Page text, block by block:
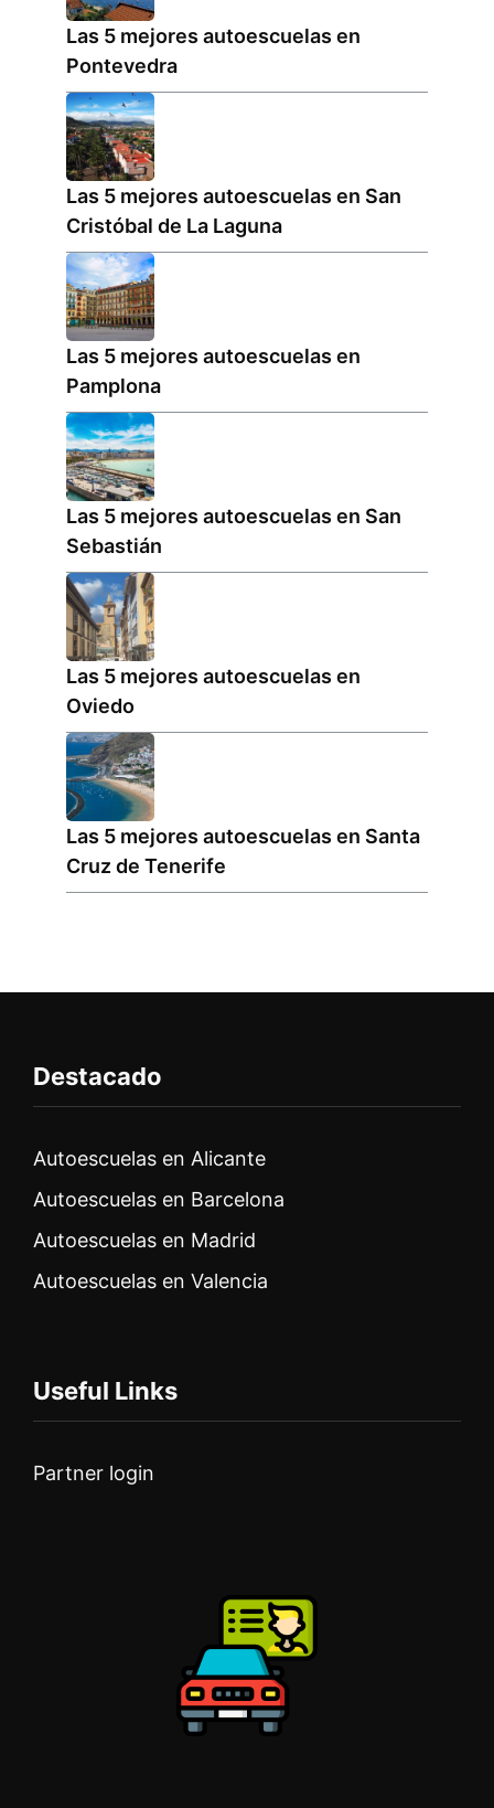
Las 5 mejores autoescuelas en
Pontevedra
Las 5 mejores autoescuelas en San
Cristóbal de La Laguna
Las 5 mejores autoescuelas en
Pamplona
Las 5 mejores autoescuelas en San
Sebastián
Las 5 mejores autoescuelas en
Oviedo
Las 5 mejores autoescuelas en Santa
Cruz de Tenerife
Destacado
Autoescuelas en Alicante
Autoescuelas en Barcelona
Autoescuelas en Madrid
Autoescuelas en Valencia
Useful Links
Partner login